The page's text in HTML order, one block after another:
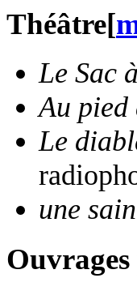
Théâtre[
Le Sac
Au pied
Le
une
Ouvrages